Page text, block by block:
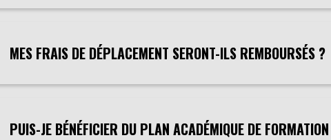
MES FRAIS DE DÉPLACEMENT SERONT-ILS REMBOURSÉS ?
PUIS-JE BÉNÉFICIER DU PLAN ACADÉMIQUE DE